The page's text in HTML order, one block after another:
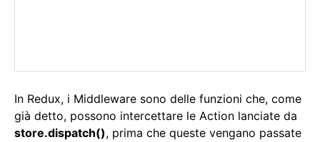
In Redux, i Middleware sono delle funzioni che, come
già detto, possono intercettare le Action lanciate da
store.dispatch(), prima che queste vengano passate